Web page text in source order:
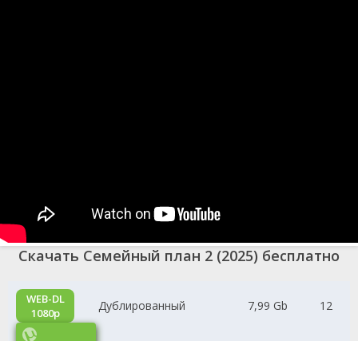
Скачать Семейный план 2 (2025) бесплатно
WEB-DL
1080p
Дублированный 7,99 Gb 12